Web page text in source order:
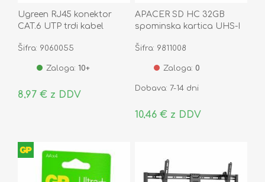
Ugreen RJ45 konektor
CAT.6 UTP trdi kabel
Šifra: 9060055
Zaloga: 10+
8,97 € z DDV
APACER SD HC 32GB
spominska kartica UHS-I
AP32GSDHC10U1-R
Šifra: 9811008
Zaloga: 0
Dobava: 7-14 dni
10,46 € z DDV